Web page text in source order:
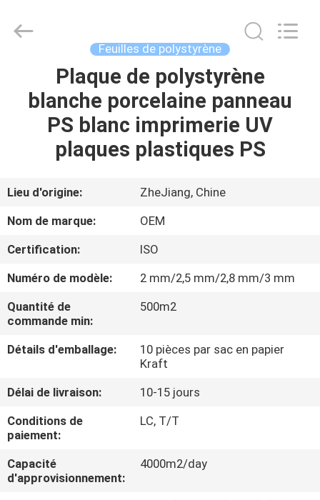
MAISON
PRODUITS
AU
SUJET
DE
VISITE
DE
QUALITÉ
CONTACTEZ-
Building
Material
Feuilles de polystyrène
Plaque de polystyrène
blanche porcelaine panneau
PS blanc imprimerie UV
plaques plastiques PS
Lieu d'origine:
ZheJiang, Chine
Nom de marque:
OEM
Certification:
ISO
Numéro de modèle:
2 mm/2,5 mm/2,8 mm/3 mm
Quantité de
commande min:
500m2
Détails d'emballage:
10 pièces par sac en papier
Kraft
Délai de livraison:
10-15 jours
Conditions de
paiement:
LC, T/T
Capacité
d'approvisionnement:
4000m2/day